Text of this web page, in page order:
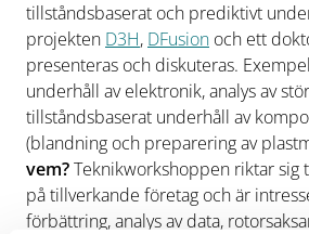
tillståndsbaserat och prediktivt
projekten D3H, DFusion och ett
presenteras och diskuteras.
underhåll av elektronik, analys av
tillståndsbaserat underhåll av
(blandning och preparering av
vem?Teknikworkshoppen riktar sig
på tillverkande företag och är
förbättring, analys av data,